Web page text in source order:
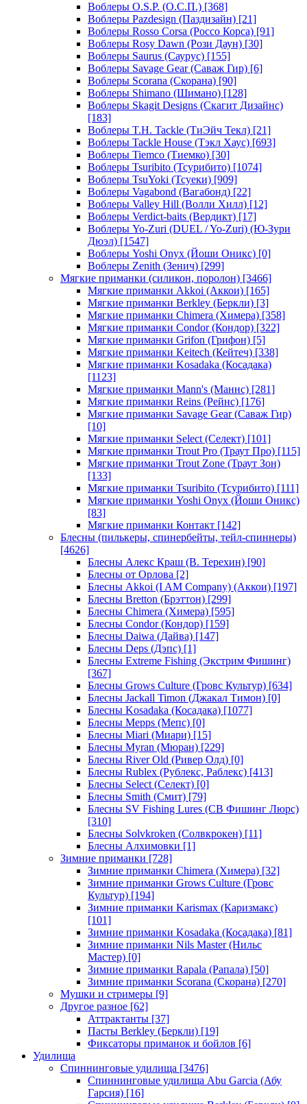
Воблеры O.S.P. (О.С.П.) [368]
Воблеры Pazdesign (Паздизайн) [21]
Воблеры Rosso Corsa (Россо Корса) [91]
Воблеры Rosy Dawn (Рози Даун) [30]
Воблеры Saurus (Саурус) [155]
Воблеры Savage Gear (Саваж Гир) [6]
Воблеры Scorana (Скорана) [90]
Воблеры Shimano (Шимано) [128]
Воблеры Skagit Designs (Скагит Дизайнс)
[183]
Воблеры T.H. Tackle (ТиЭйч Текл) [21]
Воблеры Tackle House (Тэкл Хаус) [693]
Воблеры Tiemco (Тиемко) [30]
Воблеры Tsuribito (Тсурибито) [1074]
Воблеры TsuYoki (Тсуеки) [909]
Воблеры Vagabond (Вагабонд) [22]
Воблеры Valley Hill (Волли Хилл) [12]
Воблеры Verdict-baits (Вердикт) [17]
Воблеры Yo-Zuri (DUEL / Yo-Zuri) (Ю-Зури
Дюэл) [1547]
Воблеры Yoshi Onyx (Йоши Оникс) [0]
Воблеры Zenith (Зенич) [299]
Мягкие приманки (силикон, поролон) [3466]
Мягкие приманки Akkoi (Аккои) [165]
Мягкие приманки Berkley (Беркли) [3]
Мягкие приманки Chimera (Химера) [358]
Мягкие приманки Condor (Кондор) [322]
Мягкие приманки Grifon (Грифон) [5]
Мягкие приманки Keitech (Кейтеч) [338]
Мягкие приманки Kosadaka (Косадака)
[1123]
Мягкие приманки Mann's (Маннс) [281]
Мягкие приманки Reins (Рейнс) [176]
Мягкие приманки Savage Gear (Саваж Гир)
[10]
Мягкие приманки Select (Селект) [101]
Мягкие приманки Trout Pro (Траут Про) [115]
Мягкие приманки Trout Zone (Траут Зон)
[133]
Мягкие приманки Tsuribito (Тсурибито) [111]
Мягкие приманки Yoshi Onyx (Йоши Оникс)
[83]
Мягкие приманки Контакт [142]
Блесны (пилькеры, спинербейты, тейл-спиннеры)
[4626]
Блесны Алекс Краш (В. Терехин) [90]
Блесны от Орлова [2]
Блесны Akkoi (I AM Company) (Аккои) [197]
Блесны Bretton (Брэттон) [299]
Блесны Chimera (Химера) [595]
Блесны Condor (Кондор) [159]
Блесны Daiwa (Дайва) [147]
Блесны Deps (Дэпс) [1]
Блесны Extreme Fishing (Экстрим Фишинг)
[367]
Блесны Grows Culture (Гровс Культур) [634]
Блесны Jackall Timon (Джакал Тимон) [0]
Блесны Kosadaka (Косадака) [1077]
Блесны Mepps (Мепс) [0]
Блесны Miari (Миари) [15]
Блесны Myran (Мюран) [229]
Блесны River Old (Ривер Олд) [0]
Блесны Rublex (Рублекс, Раблекс) [413]
Блесны Select (Селект) [0]
Блесны Smith (Смит) [79]
Блесны SV Fishing Lures (СВ Фишинг Люрс)
[310]
Блесны Solvkroken (Солвкрокен) [11]
Блесны Алхимовки [1]
Зимние приманки [728]
Зимние приманки Chimera (Химера) [32]
Зимние приманки Grows Culture (Гровс
Культур) [194]
Зимние приманки Karismax (Каризмакс)
[101]
Зимние приманки Kosadaka (Косадака) [81]
Зимние приманки Nils Master (Нильс
Мастер) [0]
Зимние приманки Rapala (Рапала) [50]
Зимние приманки Scorana (Скорана) [270]
Мушки и стримеры [9]
Другое разное [62]
Аттрактанты [37]
Пасты Berkley (Беркли) [19]
Фиксаторы приманок и бойлов [6]
Удилища
Спиннинговые удилища [3476]
Спиннинговые удилища Abu Garcia (Абу
Гарсия) [16]